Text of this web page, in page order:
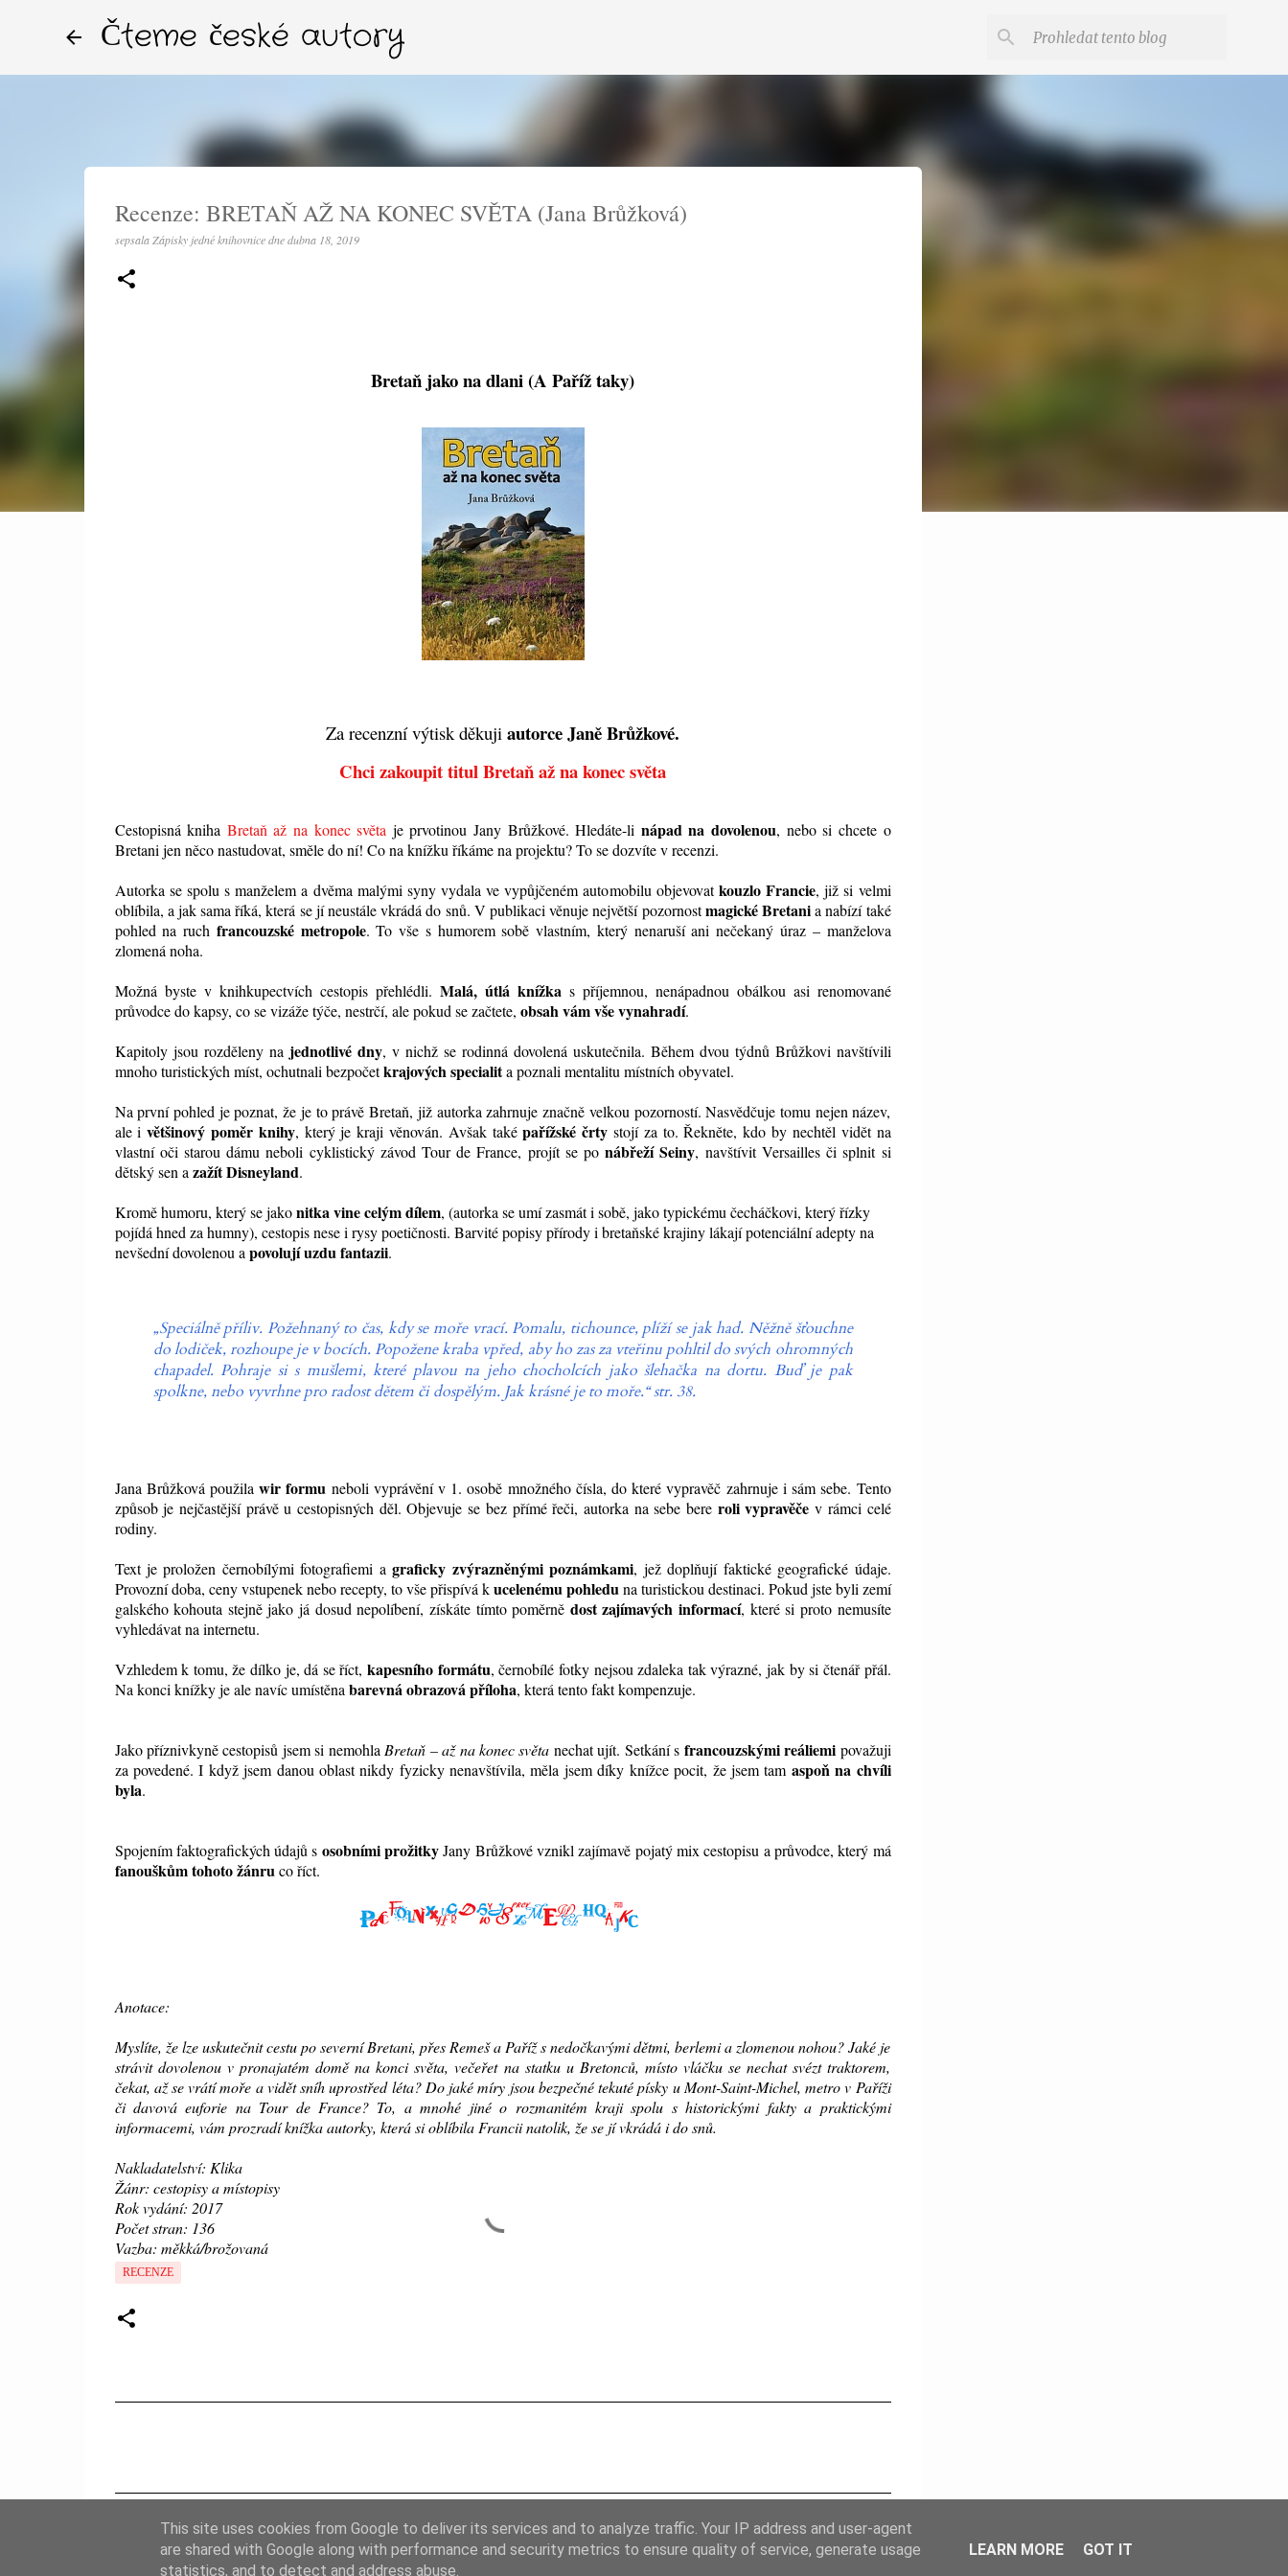
Čteme české autory
Recenze: BRETAŇ AŽ NA KONEC SVĚTA (Jana Brůžková)
sepsala Zápisky jedné knihovnice dnedubna 18, 2019
Bretaň jako na dlani (A Paříž taky)
Za recenzní výtisk děkuji autorce Janě Brůžkové.
Chci zakoupit titul Bretaň až na konec světa
Cestopisná kniha Bretaň až na konec světa je prvotinou Jany Brůžkové. Hledáte-li nápad na dovolenou, nebo si chcete o
Bretani jen něco nastudovat, směle do ní! Co na knížku říkáme na projektu? To se dozvíte v recenzi.
Autorka se spolu s manželem a dvěma malými syny vydala ve vypůjčeném automobilu objevovatkouzlo Francie, již si velmi
oblíbila, a jak sama říká, která se jí neustále vkrádá do snů. V publikaci věnuje největší pozornostmagické Bretania nabízí také
pohled na ruch francouzské metropole. To vše s humorem sobě vlastním, který nenaruší ani nečekaný úraz – manželova
zlomená noha.
Možná byste v knihkupectvích cestopis přehlédli. Malá, útlá knížka s příjemnou, nenápadnou obálkou asi renomované
průvodce do kapsy, co se vizáže týče, nestrčí, ale pokud se začtete, obsah vám vše vynahradí.
Kapitoly jsou rozděleny na jednotlivé dny, v nichž se rodinná dovolená uskutečnila. Během dvou týdnů Brůžkovi navštívili
mnoho turistických míst, ochutnali bezpočetkrajových specialita poznali mentalitu místních obyvatel.
Na první pohled je poznat, že je to právě Bretaň, již autorka zahrnuje značně velkou pozorností. Nasvědčuje tomu nejen název,
ale ivětšinový poměr knihy, který je kraji věnován. Avšak taképařížské črty stojí za to. Řekněte, kdo by nechtěl vidět na
vlastní oči starou dámu neboli cyklistický závod Tour de France, projít se ponábřeží Seiny, navštívit Versailles či splnit si
dětský sen a zažít Disneyland.
Kromě humoru, který se jakonitka vine celým dílem, (autorka se umí zasmát i sobě, jako typickému čecháčkovi, který řízky
pojídá hned za humny), cestopis nese i rysy poetičnosti. Barvité popisy přírody i bretaňské krajiny lákají potenciální adepty na
nevšední dovolenou a povolují uzdu fantazii.
„Speciálně příliv. Požehnaný to čas, kdy se moře vrací. Pomalu, tichounce, plíží se jak had. Něžně šťouchne
do lodiček, rozhoupe je v bocích. Popožene kraba vpřed, aby ho zas za vteřinu pohltil do svých ohromných
chapadel. Pohraje si s mušlemi, které plavou na jeho chocholcích jako šlehačka na dortu. Buď je pak
spolkne, nebo vyvrhne pro radost dětem či dospělým. Jak krásné je to moře.“ str. 38.
Jana Brůžková použilawir formu neboli vyprávění v 1. osobě množného čísla, do které vypravěč zahrnuje i sám sebe. Tento
způsob je nejčastější právě u cestopisných děl. Objevuje se bez přímé řeči, autorka na sebe bere roli vypravěče v rámci celé
rodiny.
Text je proložen černobílými fotografiemi agraficky zvýrazněnými poznámkami, jež doplňují faktické geografické údaje.
Provozní doba, ceny vstupenek nebo recepty, to vše přispívá kucelenému pohledu na turistickou destinaci. Pokud jste byli zemí
galského kohouta stejně jako já dosud nepolíbení, získáte tímto poměrně dost zajímavých informací, které si proto nemusíte
vyhledávat na internetu.
Vzhledem k tomu, že dílko je, dá se říct,kapesního formátu, černobílé fotky nejsou zdaleka tak výrazné, jak by si čtenář přál.
Na konci knížky je ale navíc umístěna barevná obrazová příloha, která tento fakt kompenzuje.
Jako příznivkyně cestopisů jsem si nemohla Bretaň – až na konec světa nechat ujít. Setkání s francouzskými reáliemi považuji
za povedené. I když jsem danou oblast nikdy fyzicky nenavštívila, měla jsem díky knížce pocit, že jsem tam aspoň na chvíli
byla.
Spojením faktografických údajů s osobními prožitkyJany Brůžkové vznikl zajímavě pojatý mix cestopisu a průvodce, který má
fanouškům tohoto žánru co říct.
Anotace:
Myslíte, že lze uskutečnit cestu po severní Bretani, přes Remeš a Paříž s nedočkavými dětmi, berlemi a zlomenou nohou? Jaké je
strávit dovolenou v pronajatém domě na konci světa, večeřet na statku u Bretonců, místo vláčku se nechat svézt traktorem,
čekat, až se vrátí moře a vidět sníh uprostřed léta? Do jaké míry jsou bezpečné tekuté písky u Mont-Saint-Michel, metro v Paříži
či davová euforie na Tour de France? To, a mnohé jiné o rozmanitém kraji spolu s historickými fakty a praktickými
informacemi, vám prozradí knížka autorky, která si oblíbila Francii natolik, že se jí vkrádá i do snů.
Nakladatelství: Klika
Žánr: cestopisy a místopisy
Rok vydání: 2017
Počet stran: 136
Vazba: měkká/brožovaná
RECENZE
This site uses cookies from Google to deliver its services and to analyze traffic. Your IP address and user-agent
are shared with Google along with performance and security metrics to ensure quality of service, generate usage
statistics, and to detect and address abuse.
LEARN MORE GOT IT